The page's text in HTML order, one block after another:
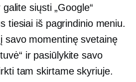
siųsti „Google“
tiesiai iš pagrindinio meniu.
savo momentinę svetainę
ir pasiūlykite savo
tam skirtame skyriuje.